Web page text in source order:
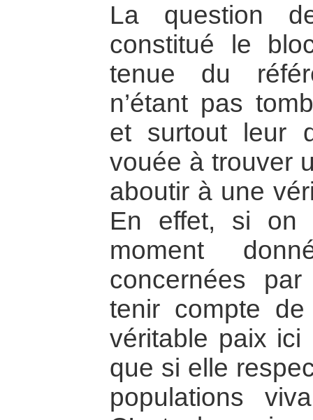
La question
constitué le
tenue du
n’étant pas
et surtout leur
vouée à trouver
aboutir à une
En effet, si on
moment
concernées
tenir compte
véritable paix
que si elle
populations